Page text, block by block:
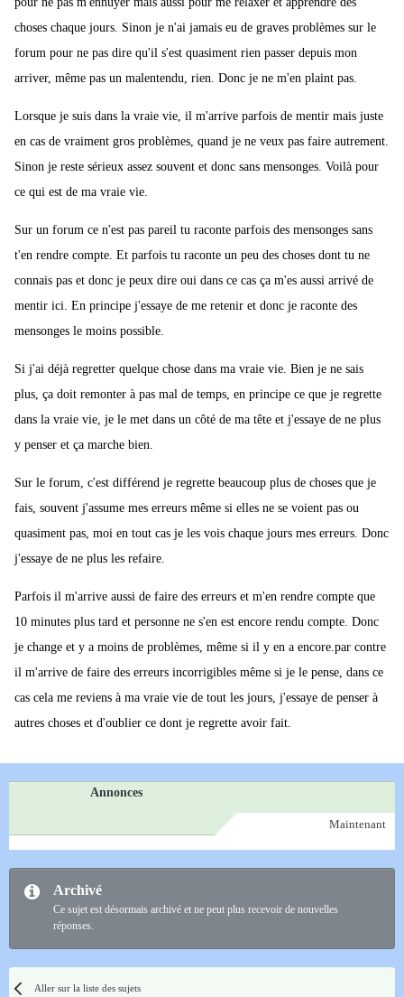
choses chaque jours. Sinon je n'ai jamais eu de graves problèmes sur le
forum pour ne pas dire qu'il s'est quasiment rien passer depuis mon
arriver, même pas un malentendu, rien. Donc je ne m'en plaint pas.
Lorsque je suis dans la vraie vie, il m'arrive parfois de mentir mais juste
en cas de vraiment gros problèmes, quand je ne veux pas faire autrement.
Sinon je reste sérieux assez souvent et donc sans mensonges. Voilà pour
ce qui est de ma vraie vie.
Sur un forum ce n'est pas pareil tu raconte parfois des mensonges sans
t'en rendre compte. Et parfois tu raconte un peu des choses dont tu ne
connais pas et donc je peux dire oui dans ce cas ça m'es aussi arrivé de
mentir ici. En principe j'essaye de me retenir et donc je raconte des
mensonges le moins possible.
Si j'ai déjà regretter quelque chose dans ma vraie vie. Bien je ne sais
plus, ça doit remonter à pas mal de temps, en principe ce que je regrette
dans la vraie vie, je le met dans un côté de ma tête et j'essaye de ne plus
y penser et ça marche bien.
Sur le forum, c'est différend je regrette beaucoup plus de choses que je
fais, souvent j'assume mes erreurs même si elles ne se voient pas ou
quasiment pas, moi en tout cas je les vois chaque jours mes erreurs. Donc
j'essaye de ne plus les refaire.
Parfois il m'arrive aussi de faire des erreurs et m'en rendre compte que
10 minutes plus tard et personne ne s'en est encore rendu compte. Donc
je change et y a moins de problèmes, même si il y en a encore.par contre
il m'arrive de faire des erreurs incorrigibles même si je le pense, dans ce
cas cela me reviens à ma vraie vie de tout les jours, j'essaye de penser à
autres choses et d'oublier ce dont je regrette avoir fait.
Annonces
Maintenant
Archivé
Ce sujet est désormais archivé et ne peut plus recevoir de nouvelles
réponses.
Aller sur la liste des sujets